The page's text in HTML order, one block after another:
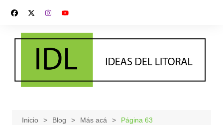
contenido
Inicio Blog Más acá Página 63